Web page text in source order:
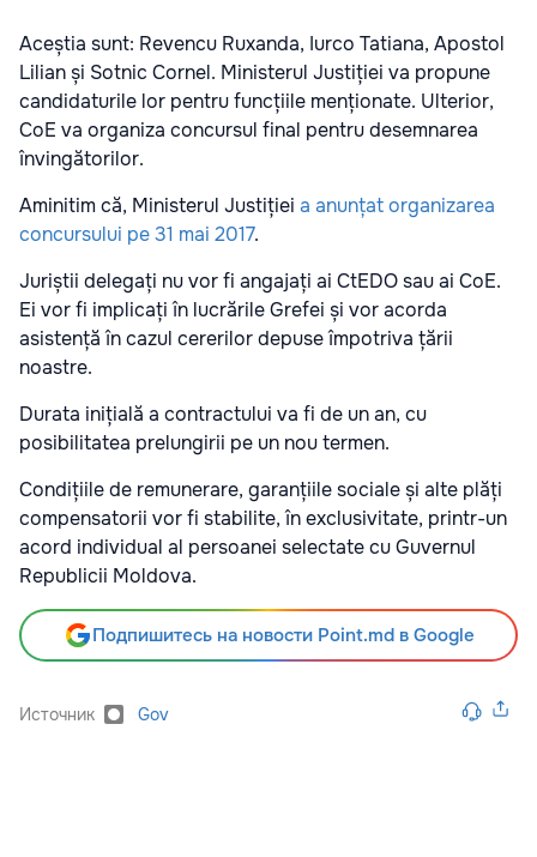
Aceștia sunt: Revencu Ruxanda, Iurco Tatiana, Apostol
Lilian și Sotnic Cornel. Ministerul Justiției va propune
candidaturile lor pentru funcțiile menționate. Ulterior,
CoE va organiza concursul final pentru desemnarea
învingătorilor.
Aminitim că, Ministerul Justiției a anunțat organizarea
concursului pe 31 mai 2017.
Juriștii delegați nu vor fi angajați ai CtEDO sau ai CoE.
Ei vor fi implicați în lucrările Grefei și vor acorda
asistență în cazul cererilor depuse împotriva țării
noastre.
Durata inițială a contractului va fi de un an, cu
posibilitatea prelungirii pe un nou termen.
Condițiile de remunerare, garanțiile sociale și alte plăți
compensatorii vor fi stabilite, în exclusivitate, printr-un
acord individual al persoanei selectate cu Guvernul
Republicii Moldova.
Подпишитесь на новости Point.md в Google
Источник Gov